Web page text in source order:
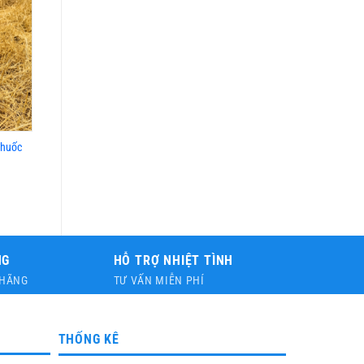
HỖ TRỢ NHIỆT TÌNH
TƯ VẤN MIỄN PHÍ
THỐNG KÊ